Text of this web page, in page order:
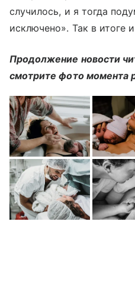
случилось, и я тогда
исключено». Так в итоге
Продолжение новости
смотрите фото момента